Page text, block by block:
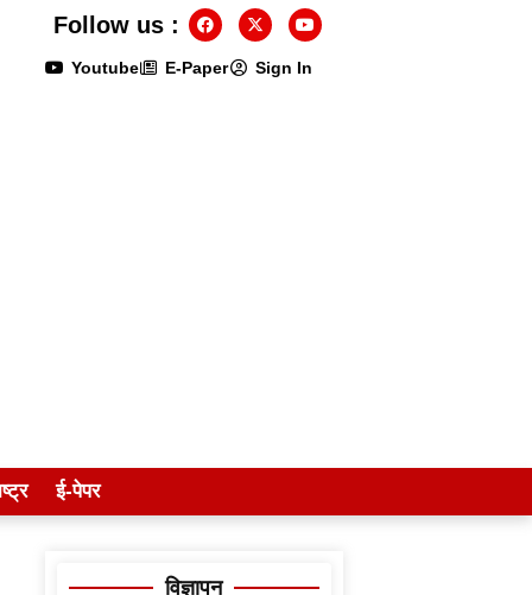
Youtube E-Paper Sign In
Follow us :
ई-पेपर
विज्ञापन